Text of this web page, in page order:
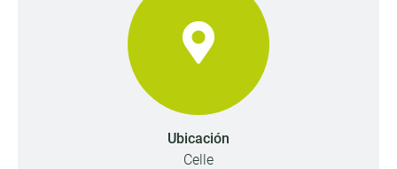
Ubicación
Celle